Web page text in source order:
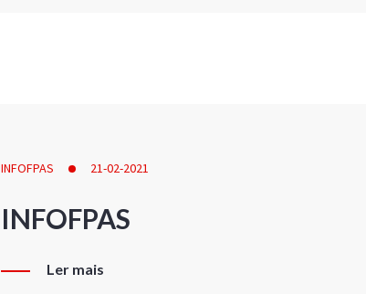
INFOFPAS 21-02-2021
INFOFPAS
Ler mais